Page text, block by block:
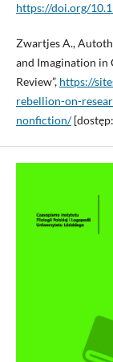
https://doi.org/
Zwartjes A.,
and Imagination
Review”, https://
rebellion-on-
nonfiction/